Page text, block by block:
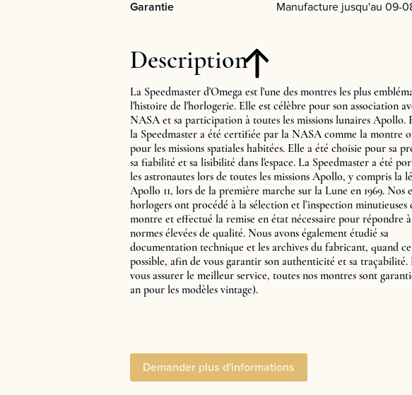
Garantie
Manufacture jusqu'au 09-
Description
La Speedmaster d'Omega est l'une des montres les plus
l'histoire de l'horlogerie. Elle est célèbre pour son association
NASA et sa participation à toutes les missions lunaires Apollo.
la Speedmaster a été certifiée par la NASA comme la montre
pour les missions spatiales habitées. Elle a été choisie pour sa
sa fiabilité et sa lisibilité dans l'espace. La Speedmaster a été
les astronautes lors de toutes les missions Apollo, y compris la
Apollo 11, lors de la première marche sur la Lune en 1969. Nos
horlogers ont procédé à la sélection et l’inspection minutieuses
montre et effectué la remise en état nécessaire pour répondre
normes élevées de qualité. Nous avons également étudié sa
documentation technique et les archives du fabricant, quand
possible, afin de vous garantir son authenticité et sa traçabilité.
vous assurer le meilleur service, toutes nos montres sont
an pour les modèles vintage).
Demander plus d'informations